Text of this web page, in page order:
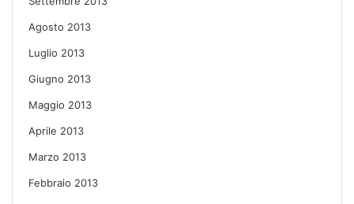
Agosto 2013
Luglio 2013
Giugno 2013
Maggio 2013
Aprile 2013
Marzo 2013
Febbraio 2013